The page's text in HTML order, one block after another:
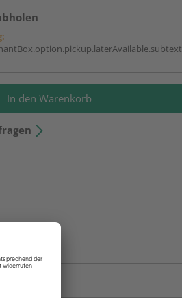
In den Warenkorb